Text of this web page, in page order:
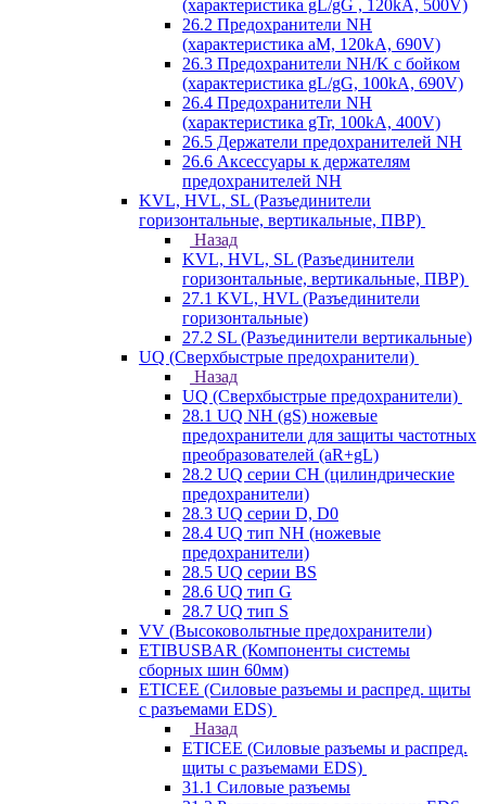
(характеристика gL/gG , 120kA, 500V)
26.2 Предохранители NH
(характеристика aM, 120kA, 690V)
26.3 Предохранители NH/K с бойком
(характеристика gL/gG, 100kA, 690V)
26.4 Предохранители NH
(характеристика gTr, 100kA, 400V)
26.5 Держатели предохранителей NH
26.6 Аксессуары к держателям
предохранителей NH
KVL, HVL, SL (Разъединители
горизонтальные, вертикальные, ПВР)
Назад
KVL, HVL, SL (Разъединители
горизонтальные, вертикальные, ПВР)
27.1 KVL, HVL (Разъединители
горизонтальные)
27.2 SL (Разъединители вертикальные)
UQ (Сверхбыстрые предохранители)
Назад
UQ (Сверхбыстрые предохранители)
28.1 UQ NH (gS) ножевые
предохранители для защиты частотных
преобразователей (aR+gL)
28.2 UQ серии CH (цилиндрические
предохранители)
28.3 UQ серии D, D0
28.4 UQ тип NH (ножевые
предохранители)
28.5 UQ серии BS
28.6 UQ тип G
28.7 UQ тип S
VV (Высоковольтные предохранители)
ETIBUSBAR (Компоненты системы
сборных шин 60мм)
ETICEE (Силовые разъемы и распред. щиты
с разъемами EDS)
Назад
ETICEE (Силовые разъемы и распред.
щиты с разъемами EDS)
31.1 Силовые разъемы